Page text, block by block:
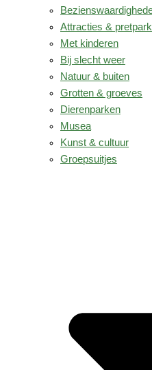
Attracties &
Met kinderen
Bij slecht weer
Natuur & buiten
Grotten & groeves
Dierenparken
Musea
Kunst & cultuur
Groepsuitjes